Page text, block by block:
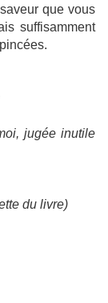
que vous
suffisamment
jugée inutile
du livre)